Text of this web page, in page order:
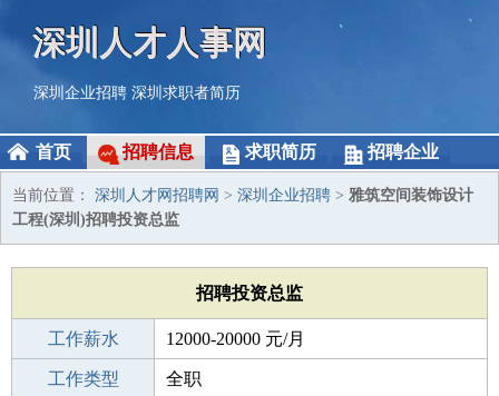
深圳人才人事网
深圳企业招聘 深圳求职者简历
首页 招聘信息 求职简历 招聘企业
当前位置： 深圳人才网招聘网 > 深圳企业招聘 > 雅筑空间装饰设计
工程(深圳)招聘投资总监
招聘投资总监
工作薪水 12000-20000 元/月
招聘人数 1人
工作类型 全职